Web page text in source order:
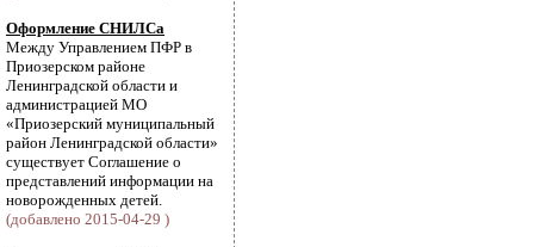
Оформление СНИЛСа
Между Управлением ПФР в
Приозерском районе
Ленинградской области и
администрацией МО
«Приозерский муниципальный
район Ленинградской области»
существует Соглашение о
представлений информации на
новорожденных детей.
(добавлено 2015-04-29 )